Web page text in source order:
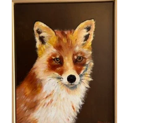
hoofdinhoud